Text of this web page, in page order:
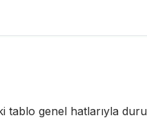
tablo genel hatlarıyla